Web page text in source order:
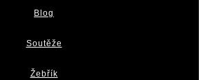
Blog
Soutěže
Žebřík